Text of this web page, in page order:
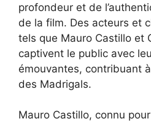
profondeur et de
de la film. Des acteurs et
tels que Mauro Castillo et
captivent le public avec
émouvantes, contribuant
des Madrigals.
Mauro Castillo, connu